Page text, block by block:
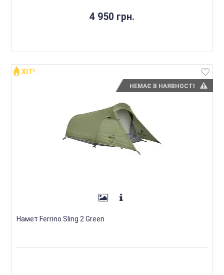
4 950 грн.
НЕМАЄ В НАЯВНОСТІ
ХІТ!
Намет Ferrino Sling 2 Green